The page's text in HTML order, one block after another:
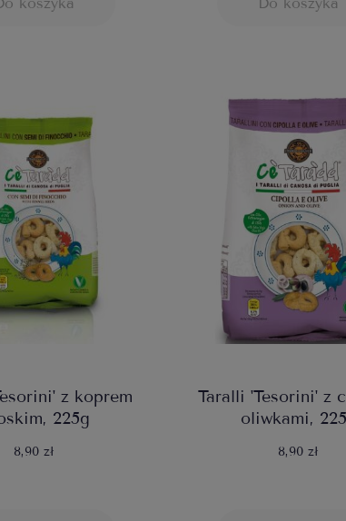
z koprem
225g
8,90 zł
Taralli 'Tesorini' z
oliwkami,
8,90 zł